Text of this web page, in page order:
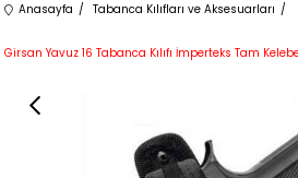
Anasayfa Tabanca Kılıfları ve Aksesuarları
Girsan Yavuz 16 Tabanca Kılıfı İmperteks Tam